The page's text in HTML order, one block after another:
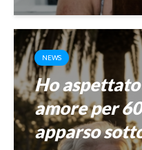
NEWS
Ho
amore per
apparso